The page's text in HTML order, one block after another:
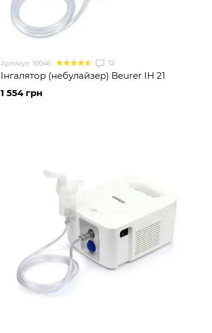
Артикул: 10046 12
Інгалятор (небулайзер) Beurer IH 21
1 554 грн